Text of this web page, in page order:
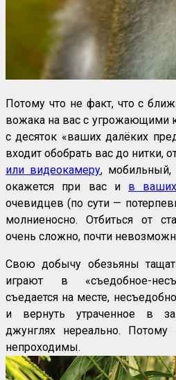
Потому что не факт, что с
вожака на вас с угрожающими
с десяток «ваших далёких
входит обобрать вас до нитки,
или видеокамеру, мобильный,
окажется при вас и в
очевидцев (по сути —
молниеносно. Отбиться от
очень сложно, почти
Свою добычу обезьяны
играют в «съедобное-
съедается на месте,
и вернуть утраченное в
джунглях нереально. Потому
непроходимы.